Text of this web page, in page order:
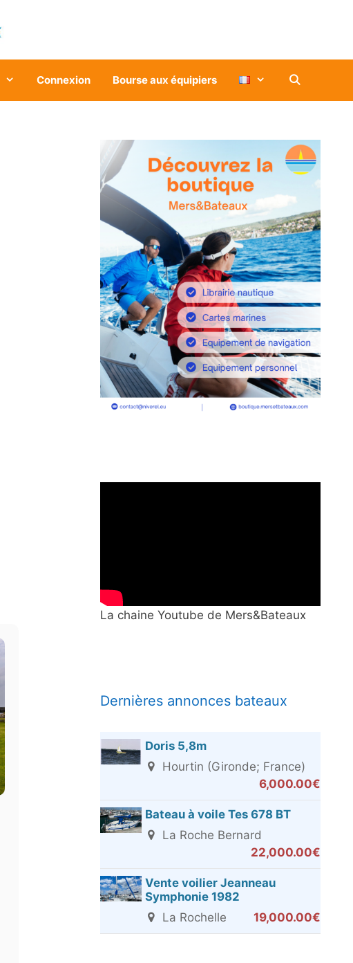
Connexion Bourse aux équipiers
La chaine Youtube de Mers&Bateaux
Dernières annonces bateaux
Doris 5,8m
Hourtin (Gironde; France)
6,000.00€
Bateau à voile Tes 678 BT
La Roche Bernard
22,000.00€
Vente voilier Jeanneau
Symphonie 1982
La Rochelle
19,000.00€